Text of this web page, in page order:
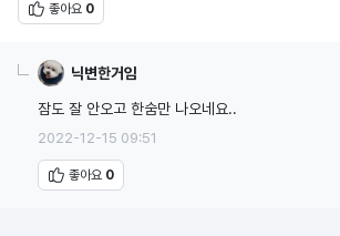
좋아요 0
닉변한거임
잠도 잘 안오고 한숨만 나오네요..
2022-12-15 09:51
좋아요 0